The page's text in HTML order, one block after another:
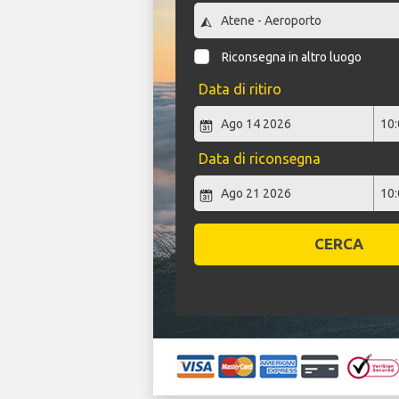
Riconsegna in altro luogo
Data di ritiro
Data di riconsegna
CERCA